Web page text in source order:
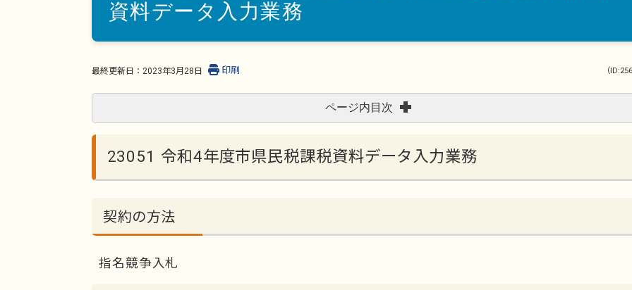
資料データ入力業務
最終更新日： 2023年3月28日 （
印刷
ページ内目次
23051 令和4年度市県民税課税資料データ入力業務
契約の方法
指名競争入札